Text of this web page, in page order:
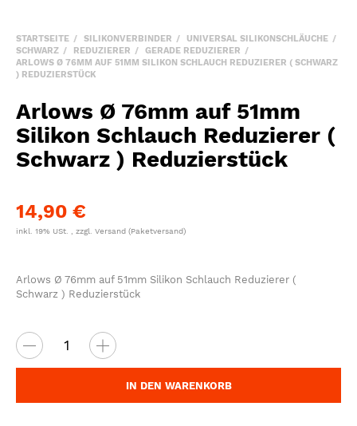
STARTSEITE SILIKONVERBINDER
UNIVERSAL SILIKONSCHLÄUCHE
SCHWARZ
REDUZIERER
GERADE REDUZIERER
ARLOWS Ø 76MM AUF 51MM SILIKON SCHLAUCH REDUZIERER ( SCHWARZ
) REDUZIERSTÜCK
Arlows Ø 76mm auf 51mm
Silikon Schlauch Reduzierer (
Schwarz ) Reduzierstück
14,90 €
inkl. 19% USt. , zzgl. Versand (Paketversand)
Arlows Ø 76mm auf 51mm Silikon Schlauch Reduzierer (
Schwarz ) Reduzierstück
IN DEN WARENKORB